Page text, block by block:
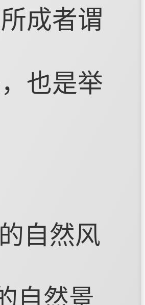
成者谓
也是举
自然风
自然景